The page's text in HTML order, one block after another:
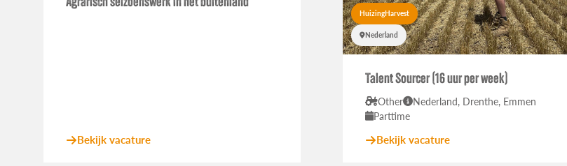
Bekijk vacature
HuizingHarvest
Nederland
Talent Sourcer (16 uur per week)
Other
Nederland, Drenthe, Emmen
Parttime
Bekijk vacature